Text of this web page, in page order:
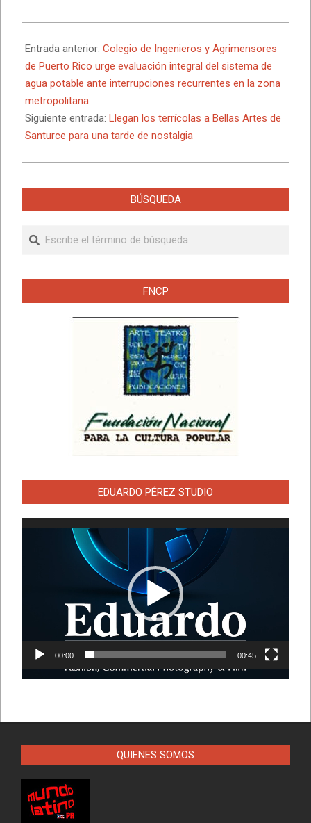
06-
21
Entrada anterior: Colegio de Ingenieros y Agrimensores
de Puerto Rico urge evaluación integral del sistema de
agua potable ante interrupciones recurrentes en la zona
metropolitana
Siguiente entrada: Llegan los terrícolas a Bellas Artes de
Santurce para una tarde de nostalgia
BÚSQUEDA
Buscar
FNCP
EDUARDO PÉREZ STUDIO
Reproductor
00:00 00:45
QUIENES SOMOS